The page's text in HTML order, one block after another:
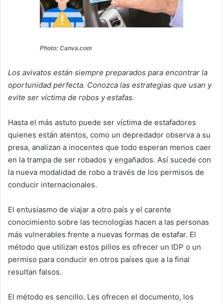
Photo: Canva.com
Los avivatos están siempre preparados para encontrar la
oportunidad perfecta. Conozca las estrategias que usan y
evite ser víctima de robos y estafas.
Hasta el más astuto puede ser víctima de estafadores
quienes están atentos, como un depredador observa a su
presa, analizan a inocentes que todo esperan menos caer
en la trampa de ser robados y engañados. Así sucede con
la nueva modalidad de robo a través de los permisos de
conducir internacionales.
El entusiasmo de viajar a otro país y el carente
conocimiento sobre las tecnologías hacen a las personas
más vulnerables frente a nuevas formas de estafar. El
método que utilizan estos pillos es ofrecer un IDP o un
permiso para conducir en otros países que a la final
resultan falsos.
El método es sencillo. Les ofrecen el documento, los